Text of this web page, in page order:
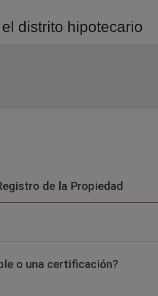
distrito hipotecario
de la Propiedad
o una certificación?